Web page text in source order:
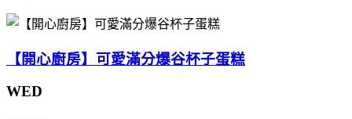
【開心廚房】可愛滿分爆谷杯子蛋糕
WED